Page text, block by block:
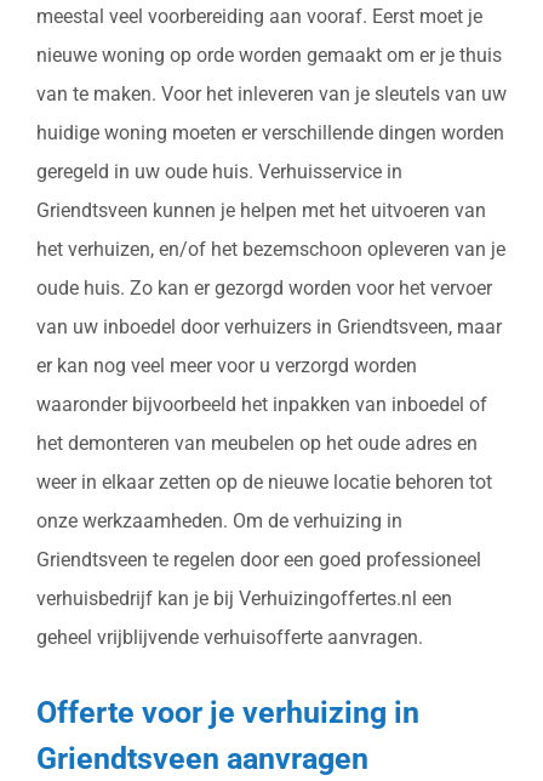
meestal veel voorbereiding aan vooraf. Eerst moet je
nieuwe woning op orde worden gemaakt om er je thuis
van te maken. Voor het inleveren van je sleutels van uw
huidige woning moeten er verschillende dingen worden
geregeld in uw oude huis. Verhuisservice in
Griendtsveen kunnen je helpen met het uitvoeren van
het verhuizen, en/of het bezemschoon opleveren van je
oude huis. Zo kan er gezorgd worden voor het vervoer
van uw inboedel door verhuizers in Griendtsveen, maar
er kan nog veel meer voor u verzorgd worden
waaronder bijvoorbeeld het inpakken van inboedel of
het demonteren van meubelen op het oude adres en
weer in elkaar zetten op de nieuwe locatie behoren tot
onze werkzaamheden. Om de verhuizing in
Griendtsveen te regelen door een goed professioneel
verhuisbedrijf kan je bij Verhuizingoffertes.nl een
geheel vrijblijvende verhuisofferte aanvragen.
Offerte voor je verhuizing in
Griendtsveen aanvragen